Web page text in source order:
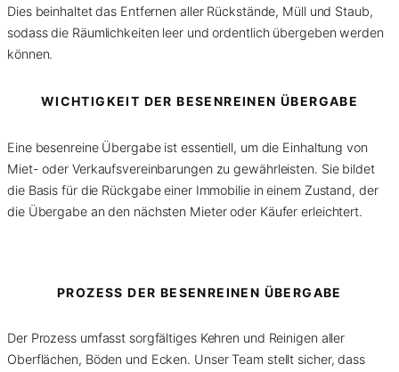
Dies beinhaltet das Entfernen aller Rückstände, Müll und Staub,
sodass die Räumlichkeiten leer und ordentlich übergeben werden
können.
WICHTIGKEIT DER BESENREINEN ÜBERGABE
Eine besenreine Übergabe ist essentiell, um die Einhaltung von
Miet- oder Verkaufsvereinbarungen zu gewährleisten. Sie bildet
die Basis für die Rückgabe einer Immobilie in einem Zustand, der
die Übergabe an den nächsten Mieter oder Käufer erleichtert.
PROZESS DER BESENREINEN ÜBERGABE
Der Prozess umfasst sorgfältiges Kehren und Reinigen aller
Oberflächen, Böden und Ecken. Unser Team stellt sicher, dass